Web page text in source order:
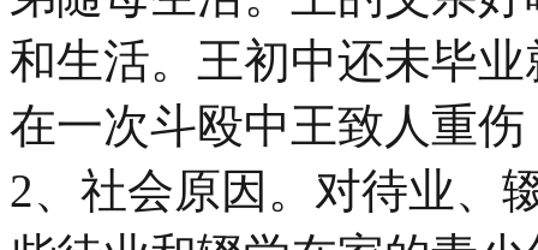
和生活。王初中还未毕
在一次斗殴中王致人重
2、社会原因。对待业、